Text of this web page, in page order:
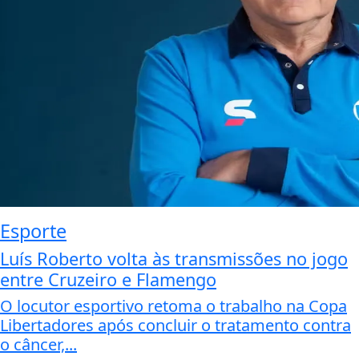
Esporte
Luís Roberto volta às transmissões no jogo
entre Cruzeiro e Flamengo
O locutor esportivo retoma o trabalho na Copa
Libertadores após concluir o tratamento contra
o câncer,...